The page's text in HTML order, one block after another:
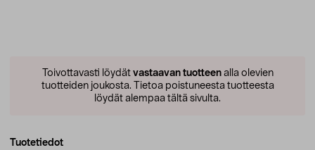
Toivottavasti löydät vastaavan tuotteenalla olevien
tuotteiden joukosta. Tietoa poistuneesta tuotteesta
löydät alempaa tältä sivulta.
Tuotetiedot